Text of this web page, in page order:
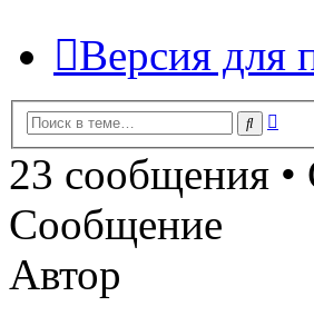
Версия для
Поиск
23 сообщения •
Сообщение
Автор